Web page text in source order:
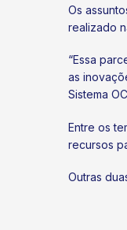
Os
realizado
“Essa
as
Sistema
Entre os
recursos
Outras